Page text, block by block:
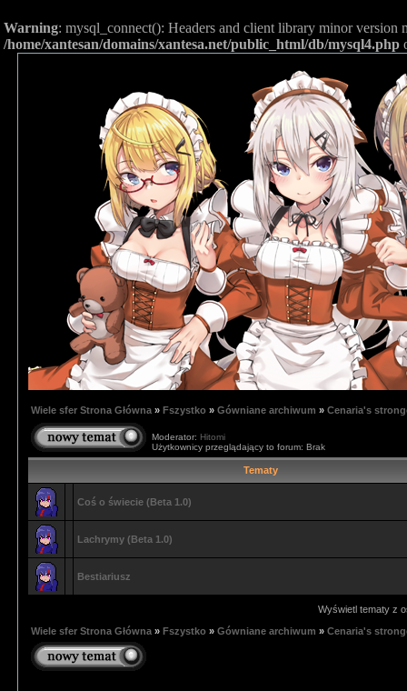
Warning: mysql_connect(): Headers and client library minor
/home/xantesan/domains/xantesa.net/public_html/db/mysql4.php
Wiele sfer Strona Główna » Fszystko » Gówniane archiwum » Cenaria's
Moderator: Hitomi
Użytkownicy przeglądający to forum: Brak
Tematy
Coś o świecie (Beta 1.0)
Lachrymy (Beta 1.0)
Bestiariusz
Wyświetl tematy z
Wiele sfer Strona Główna » Fszystko » Gówniane archiwum » Cenaria's